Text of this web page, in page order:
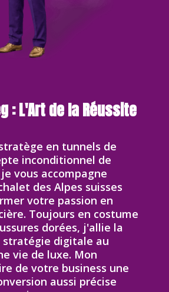
: L'Art de la Réussite
en tunnels de
inconditionnel de
vous accompagne
des Alpes suisses
votre passion en
Toujours en costume
dorées, j'allie la
stratégie digitale au
vie de luxe. Mon
de votre business une
aussi précise